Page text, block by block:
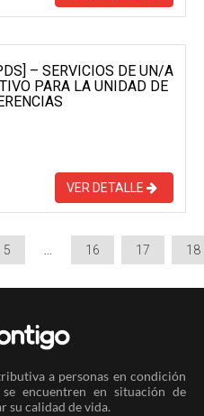
– SERVICIOS DE UN/A
PARA LA UNIDAD DE
VER DETALLE
5 16 17 18
a personas en condición
encuentren en situación de
su calidad de vida.